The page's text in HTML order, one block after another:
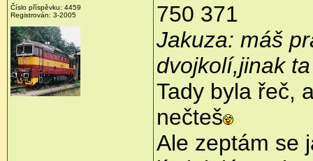
Číslo příspěvku: 4459
Registrován: 3-2005
750 371
Jakuza: máš
dvojkolí,jinak
Tady byla řeč,
nečteš
Ale zeptám se